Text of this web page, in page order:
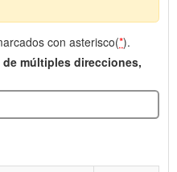
con asterisco(*).
múltiples direcciones,